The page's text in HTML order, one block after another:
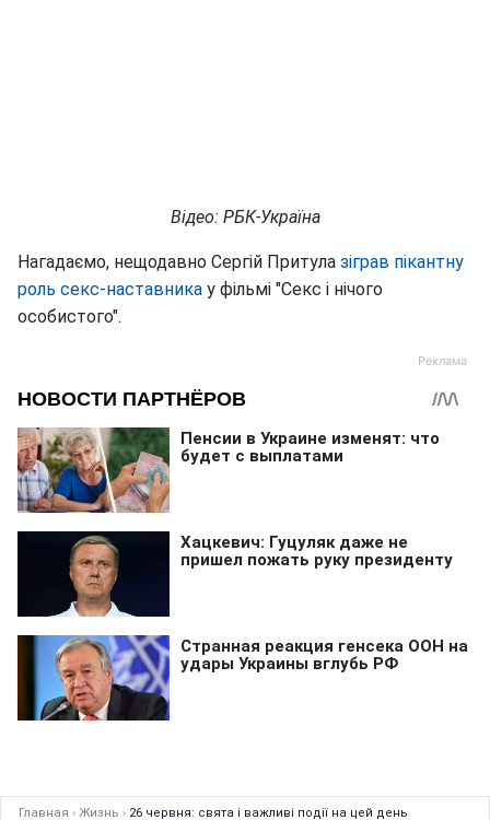
Відео: РБК-Україна
Нагадаємо, нещодавно Сергій Притула зіграв пікантну
роль секс-наставника у фільмі "Секс і нічого
особистого".
Главная › Жизнь › 26 червня: свята і важливі події на цей день